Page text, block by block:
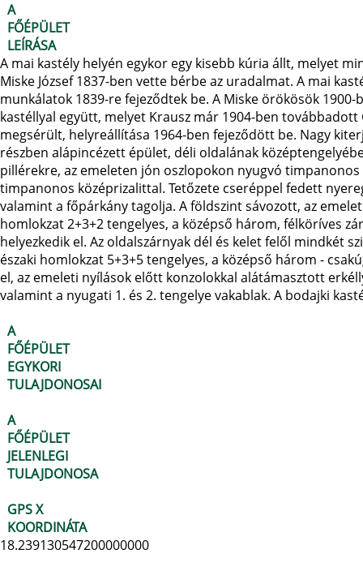
A
FŐÉPÜLET
LEÍRÁSA
A mai kastély helyén egykor egy kisebb kúria állt, melyet
Miske József 1837-ben vette bérbe az uradalmat. A mai
munkálatok 1839-re fejeződtek be. A Miske örökösök
kastéllyal együtt, melyet Krausz már 1904-ben
megsérült, helyreállítása 1964-ben fejeződött be. Nagy
részben alápincézett épület, déli oldalának
pillérekre, az emeleten jón oszlopokon nyugvó
timpanonos középrizalittal. Tetőzete cseréppel fedett
valamint a főpárkány tagolja. A földszint sávozott, az
homlokzat 2+3+2 tengelyes, a középső három, félköríves
helyezkedik el. Az oldalszárnyak dél és kelet felől mindkét
északi homlokzat 5+3+5 tengelyes, a középső három -
el, az emeleti nyílások előtt konzolokkal alátámasztott
valamint a nyugati 1. és 2. tengelye vakablak. A bodajki
A
FŐÉPÜLET
EGYKORI
TULAJDONOSAI
A
FŐÉPÜLET
JELENLEGI
TULAJDONOSA
GPS X
KOORDINÁTA
18.239130547200000000